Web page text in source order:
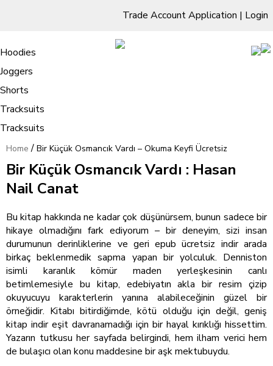
Trade Account Application | Login
Living Room
Sofas & Chairs
Cornar Sofas
Sofas
TV Units & Stands
Bedroom
Chest of Drawers
3 Drawer Chest
4 Drawer Chest
5 Drawer Chest
6 Drawer Chest
Dressing Tables Stools
Dressing Tables
Dressing Stools
Wholesale Mattresses
Mirrors
Free Standing Mirrors
Dining Room
Clothing
Hoodies
Joggers
Shorts
Tracksuits
Tracksuits
Bir Küçük Osmancık Vardı – Okuma
Keyfi Ücretsiz
Home / Bir Küçük Osmancık Vardı – Okuma Keyfi Ücretsiz
Bir Küçük Osmancık Vardı : Hasan
Nail Canat
Bu kitap hakkında ne kadar çok düşünürsem, bunun sadece bir
hikaye olmadığını fark ediyorum – bir deneyim, sizi insan
durumunun derinliklerine ve geri epub ücretsiz indir arada
birkaç beklenmedik sapma yapan bir yolculuk. Denniston
isimli karanlık kömür maden yerleşkesinin canlı
betimlemesiyle bu kitap, edebiyatın akla bir resim çizip
okuyucuyu karakterlerin yanına alabileceğinin güzel bir
örneğidir. Kitabı bitirdiğimde, kötü olduğu için değil, geniş
kitap indir eşit davranamadığı için bir hayal kırıklığı hissettim.
Yazarın tutkusu her sayfada belirgindi, hem ilham verici hem
de bulaşıcı olan konu maddesine bir aşk mektubuydu.